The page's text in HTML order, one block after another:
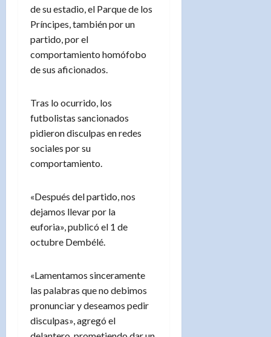
de su estadio, el Parque de los
Príncipes, también por un
partido, por el
comportamiento homófobo
de sus aficionados.
Tras lo ocurrido, los
futbolistas sancionados
pidieron disculpas en redes
sociales por su
comportamiento.
«Después del partido, nos
dejamos llevar por la
euforia», publicó el 1 de
octubre Dembélé.
«Lamentamos sinceramente
las palabras que no debimos
pronunciar y deseamos pedir
disculpas», agregó el